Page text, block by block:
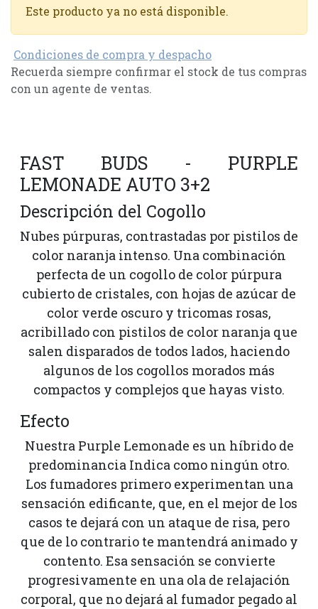
Este producto ya no está disponible.
Condiciones de compra y despacho
Recuerda siempre confirmar el stock de tus compras
con un agente de ventas.
FAST BUDS - PURPLE
LEMONADE AUTO 3+2
Descripción del Cogollo
Nubes púrpuras, contrastadas por pistilos de
color naranja intenso. Una combinación
perfecta de un cogollo de color púrpura
cubierto de cristales, con hojas de azúcar de
color verde oscuro y tricomas rosas,
acribillado con pistilos de color naranja que
salen disparados de todos lados, haciendo
algunos de los cogollos morados más
compactos y complejos que hayas visto.
Efecto
Nuestra Purple Lemonade es un híbrido de
predominancia Indica como ningún otro.
Los fumadores primero experimentan una
sensación edificante, que, en el mejor de los
casos te dejará con un ataque de risa, pero
que de lo contrario te mantendrá animado y
contento. Esa sensación se convierte
progresivamente en una ola de relajación
corporal, que no dejará al fumador pegado al